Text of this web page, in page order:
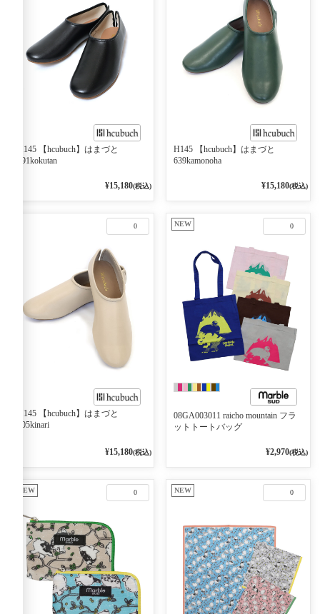
H145 【hcubuch】はまづと
691kokutan
¥15,180(税込)
H145 【hcubuch】はまづと
639kamonoha
¥15,180(税込)
0
H145 【hcubuch】はまづと
605kinari
¥15,180(税込)
0
NEW
08GA003011 raicho mountain フラ
ットトートバッグ
¥2,970(税込)
0
NEW 0
NEW